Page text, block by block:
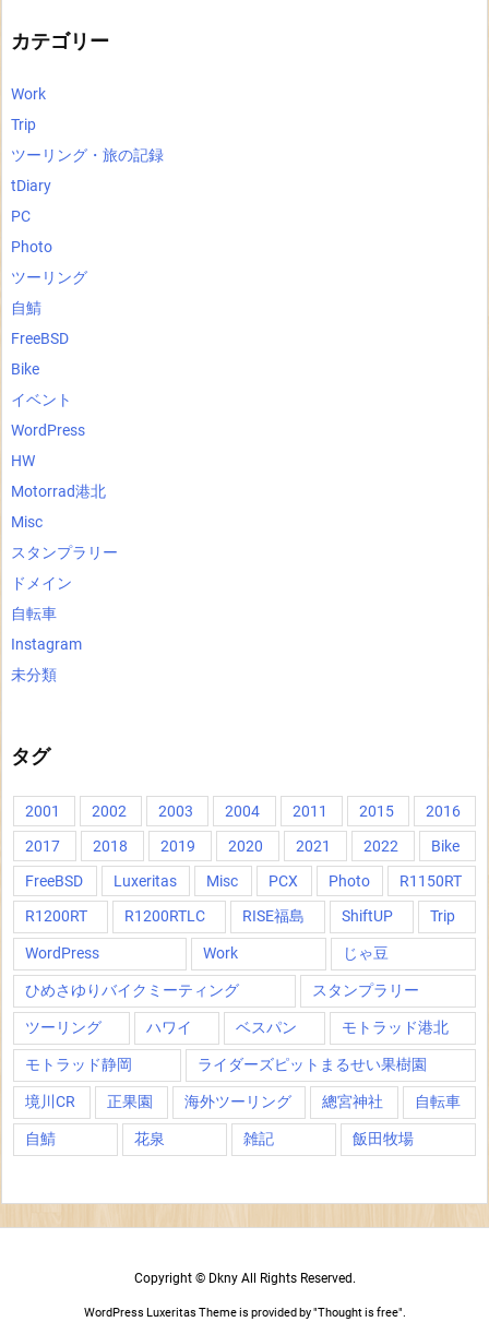
カテゴリー
Work
Trip
ツーリング・旅の記録
tDiary
PC
Photo
ツーリング
自鯖
FreeBSD
Bike
イベント
WordPress
HW
Motorrad港北
Misc
スタンプラリー
ドメイン
自転車
Instagram
未分類
タグ
2001 2002 2003 2004 2011 2015
2016
2017
2018 2019 2020 2021 2022
Bike
FreeBSD
Luxeritas Misc PCX Photo
R1150RT
R1200RT
R1200RTLC RISE福島 ShiftUP Trip
WordPress Work じゃ豆
ひめさゆりバイクミーティング スタンプラリー
ツーリング ハワイ ベスパン モトラッド港北
モトラッド静岡 ライダーズピットまるせい果樹園
境川CR 正果園 海外ツーリング 總宮神社 自転車
自鯖 花泉 雑記 飯田牧場
Copyright © DknyAll Rights Reserved.
WordPress Luxeritas Theme is provided by "Thought is free".